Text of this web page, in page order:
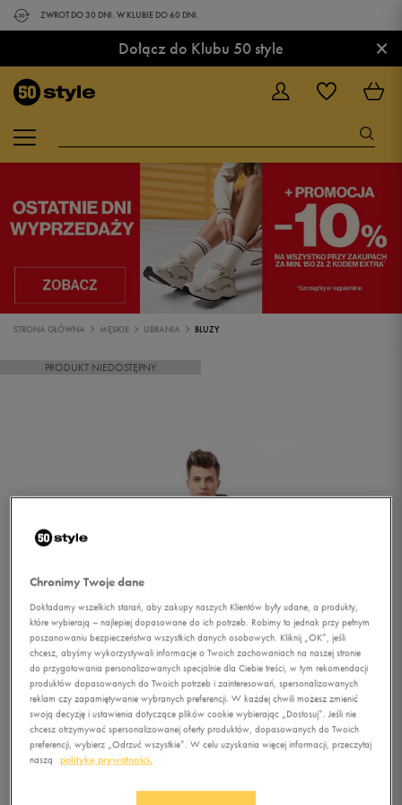
ZWROT DO 30 DNI. W KLUBIE DO 60 DNI.
Dołącz do Klubu 50 style ×
STRONA GŁÓWNA MĘSKIE UBRANIA BLUZY
PRODUKT NIEDOSTĘPNY
1/6
Chronimy Twoje dane
Dokładamy wszelkich starań, aby zakupy naszych Klientów były udane, a produkty,
które wybierają – najlepiej dopasowane do ich potrzeb. Robimy to jednak przy pełnym
poszanowaniu bezpieczeństwa wszystkich danych osobowych. Kliknij „OK”, jeśli
chcesz, abyśmy wykorzystywali informacje o Twoich zachowaniach na naszej stronie
do przygotowania personalizowanych specjalnie dla Ciebie treści, w tym rekomendacji
produktów dopasowanych do Twoich potrzeb i zainteresowań, spersonalizowanych
reklam czy zapamiętywanie wybranych preferencji. W każdej chwili możesz zmienić
swoją decyzję i ustawienia dotyczące plików cookie wybierając „Dostosuj”. Jeśli nie
chcesz otrzymywać spersonalizowanej oferty produktów, dopasowanych do Twoich
preferencji, wybierz „Odrzuć wszystkie”. W celu uzyskania więcej informacji, przeczytaj
naszą
politykę prywatności.